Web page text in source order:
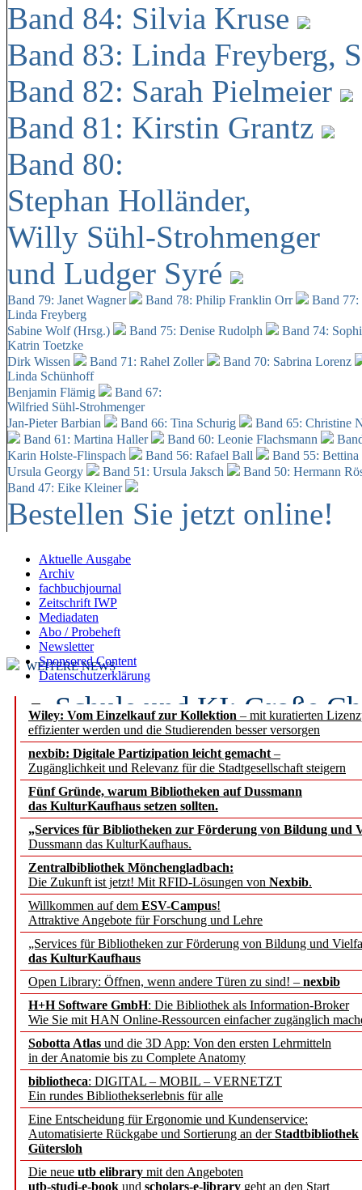
Band 84: Silvia Kruse
Band 83: Linda Freyberg,
Band 82: Sarah Pielmeier
Band 81: Kirstin Grantz
Band 80:
Stephan Holländer,
Willy Sühl-Strohmenger
und Ludger Syré
Band 79: Janet Wagner Band 78: Philip Franklin Orr
Band
Linda Freyberg
Sabine Wolf (Hrsg.)
Band 75: Denise Rudolph
Band 74:
Katrin Toetzke
Dirk Wissen
Band 71: Rahel Zoller
Band 70: Sabrina Lorenz
Linda Schünhoff
Benjamin Flämig
Band 67:
Wilfried Sühl-Strohmenger
Jan-Pieter Barbian
Band 66: Tina Schurig
Band 65: Christine
Band 61: Martina Haller
Band 60: Leonie Flachsmann
Karin Holste-Flinspach
Band 56: Rafael Ball
Band 55:
Ursula Georgy
Band 51: Ursula Jaksch Band 50: Hermann
Band 47: Eike Kleiner
Bestellen Sie jetzt online!
Aktuelle Ausgabe
Archiv
fachbuchjournal
Zeitschrift IWP
Mediadaten
Abo / Probeheft
Newsletter
Sponsored Content
Datenschutzerklärung
Wiley: Vom Einzelkauf zur Kollektion – mit kuratierten
effizienter werden und die Studierenden besser versorgen
nexbib: Digitale Partizipation leicht gemacht –
Zugänglichkeit und Relevanz für die Stadtgesellschaft steigern
Fünf Gründe, warum Bibliotheken auf Dussmann
das KulturKaufhaus setzen sollten.
„Services für Bibliotheken zur Förderung von Bildung und
Dussmann das KulturKaufhaus.
Zentralbibliothek Mönchengladbach:
Die Zukunft ist jetzt! Mit RFID-Lösungen von Nexbib.
Willkommen auf dem ESV-Campus!
Attraktive Angebote für Forschung und Lehre
„Services für Bibliotheken zur Förderung von Bildung und
das KulturKaufhaus
Open Library: Öffnen, wenn andere Türen zu sind! – nexbib
H+H Software GmbH: Die Bibliothek als Information-Broker
Wie Sie mit HAN Online-Ressourcen einfacher zugänglich
Sobotta Atlas und die 3D App: Von den ersten Lehrmitteln
in der Anatomie bis zu Complete Anatomy
bibliotheca: DIGITAL – MOBIL – VERNETZT
Ein rundes Bibliothekserlebnis für alle
Eine Entscheidung für Ergonomie und Kundenservice:
Automatisierte Rückgabe und Sortierung an derStadtbibliothek
Gütersloh
Die neue utb elibrary mit den Angeboten
utb-studi-e-book und scholars-e-library geht an den Start
WEITERE NEWS
Schule und KI: Große
Voraussetzungen
Erfolgreiches erstes
Segment Research –
angepasst
konstruktiv!
Mohr Siebeck
und die Zeitschrift für
Francke Attempto
EBSCO Information
Recherchefunktionen in
Sorbisches Institut neu
Geschichte und